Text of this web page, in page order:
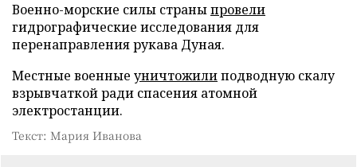
Военно-морские силы страныпровели
гидрографические исследования для
перенаправления рукава Дуная.
Местные военные уничтожилиподводную скалу
взрывчаткой ради спасения атомной
электростанции.
Текст: Мария Иванова